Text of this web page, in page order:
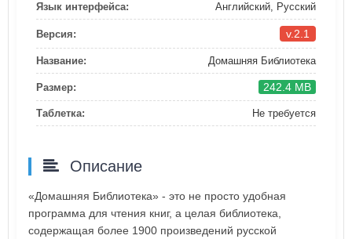
Язык интерфейса: Английский, Русский
Версия: v.2.1
Название: Домашняя Библиотека
Размер: 242.4 MB
Таблетка: Не требуется
Описание
«Домашняя Библиотека» - это не просто удобная
программа для чтения книг, а целая библиотека,
содержащая более 1900 произведений русской